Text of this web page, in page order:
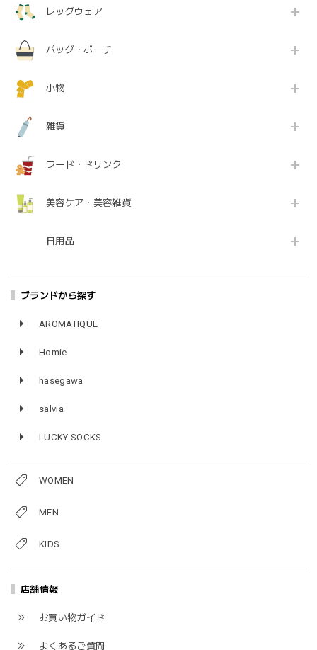
レッグウェア
バッグ・ポーチ
小物
雑貨
フード・ドリンク
美容ケア・美容雑貨
日用品
ブランドから探す
AROMATIQUE
Homie
hasegawa
salvia
LUCKY SOCKS
WOMEN
MEN
KIDS
店舗情報
お買い物ガイド
よくあるご質問